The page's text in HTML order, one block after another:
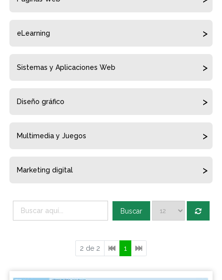
eLearning
Sistemas y Aplicaciones Web
Diseño gráfico
Multimedia y Juegos
Marketing digital
Buscar
2 de 2 1